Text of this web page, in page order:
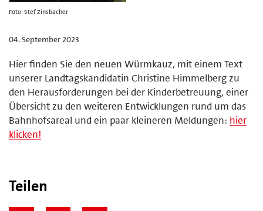
Foto: Stef Zinsbacher
04. September 2023
Hier finden Sie den neuen Würmkauz, mit einem Text
unserer Landtagskandidatin Christine Himmelberg zu
den Herausforderungen bei der Kinderbetreuung, einer
Übersicht zu den weiteren Entwicklungen rund um das
Bahnhofsareal und ein paar kleineren Meldungen: hier
klicken!
Teilen